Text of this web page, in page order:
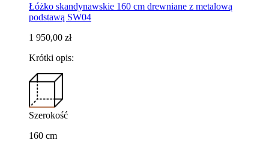
Łóżko skandynawskie 160 cm drewniane z metalową
podstawą SW04
1 950,00 zł
Krótki opis:
Szerokość
160 cm